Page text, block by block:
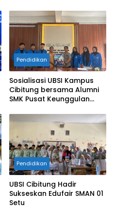
Selatan
Pendidikan
Sosialisasi UBSI Kampus
Cibitung bersama Alumni
SMK Pusat Keunggulan
Pendidikan
UBSI Cibitung Hadir
Sukseskan Edufair SMAN 01
Setu